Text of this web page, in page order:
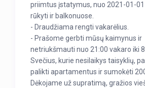
priimtus įstatymus, nuo 2021-01-
rūkyti ir balkonuose.
- Draudžiama rengti vakarėlius.
- Prašome gerbti mūsų kaimynus ir
netriukšmauti nuo 21:00 vakaro iki
Svečius, kurie nesilaikys taisyklių,
palikti apartamentus ir sumokėti
Dėkojame už supratimą, gražios